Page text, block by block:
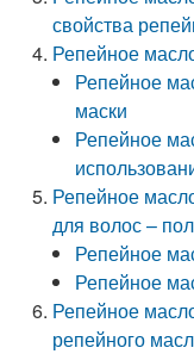
свойства
Репейное
Репейное
маски
Репейное
Репейное
для волос –
Репейное
Репейное
Репейное
репейного